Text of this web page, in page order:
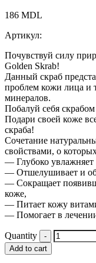
186 MDL
Артикул:
Почувствуй силу
Golden Skrab!
Данный скраб
проблем кожи лица и
минералов.
Побалуй себя скрабом
Подари своей коже
скраба!
Сочетание
свойствами, о
— Глубоко увлажняет
— Отшелушивает и
— Сокращает
коже,
— Питает кожу
— Помогает в
Quantity
Add to cart